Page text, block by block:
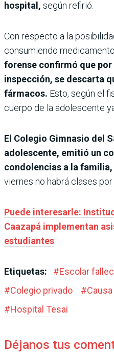
hospital, según refirió.
Con respecto a la
consumiendo
forense confirmó que
inspección, se descarta
fármacos. Esto, según el
cuerpo de la adolescente
El Colegio Gimnasio del
adolescente, emitió un
condolencias a la familia,
viernes no habrá clases
Puede interesarle:
Caazapá implementan
estudiantes
Etiquetas: #Escolar
#Colegio privado #
#Hospital Tesai
Déjanos tus